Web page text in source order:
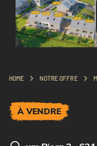
HOME NOTRE OFFRE
À VENDRE